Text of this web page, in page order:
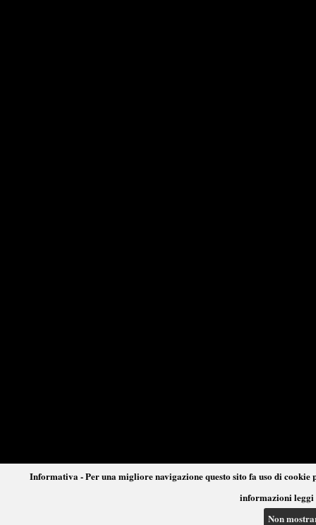
Informativa - Per una migliore navigazione questo sito fa uso di
informazioni leggi
Non